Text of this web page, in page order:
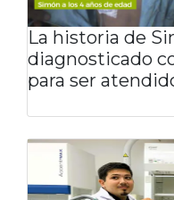
La historia de
diagnosticado
para ser